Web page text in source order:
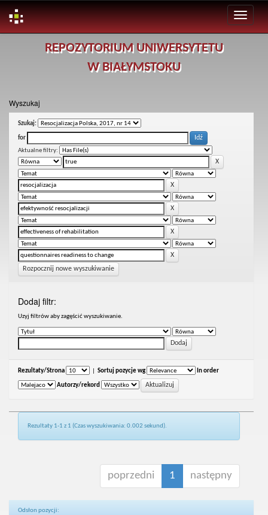
REPOZYTORIUM UNIWERSYTETU
W BIAŁYMSTOKU
Wyszukaj
Szukaj:
for
Aktualne filtry:
Rozpocznij nowe wyszukiwanie
Dodaj filtr:
Uzyj filtrów aby zagęścić wyszukiwanie.
Rezultaty/Strona Sortuj pozycje wg In order
Autorzy/rekord
Rezultaty 1-1 z 1 (Czas wyszukiwania: 0.002 sekund).
poprzedni 1 następny
Odsłon pozycji: